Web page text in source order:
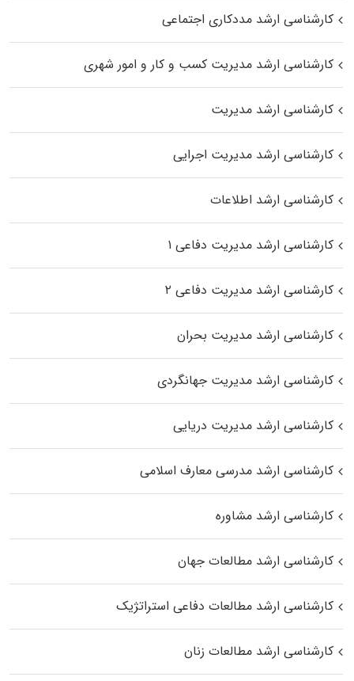
کارشناسی ارشد مددکاری اجتماعی
کارشناسی ارشد مدیریت کسب و کار و امور شهری
کارشناسی ارشد مدیریت
کارشناسی ارشد مدیریت اجرایی
کارشناسی ارشد اطلاعات
کارشناسی ارشد مدیریت دفاعی ۱
کارشناسی ارشد مدیریت دفاعی ۲
کارشناسی ارشد مدیریت بحران
کارشناسی ارشد مدیریت جهانگردی
کارشناسی ارشد مدیریت دریایی
کارشناسی ارشد مدرسی معارف اسلامی
کارشناسی ارشد مشاوره
کارشناسی ارشد مطالعات جهان
کارشناسی ارشد مطالعات دفاعی استراتژیک
کارشناسی ارشد مطالعات زنان